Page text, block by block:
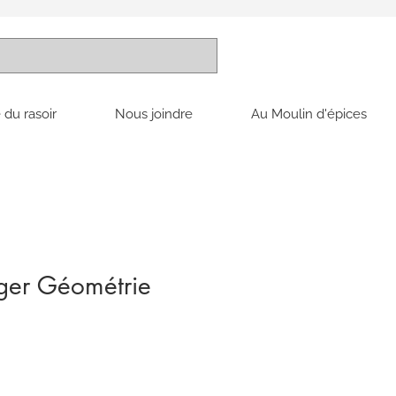
rasoir Nous joindre Au Moulin d'épices
Géométrie